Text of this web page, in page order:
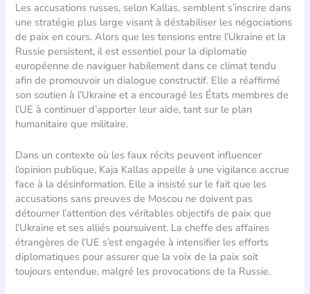
Les accusations russes, selon Kallas, semblent s’inscrire dans
une stratégie plus large visant à déstabiliser les négociations
de paix en cours. Alors que les tensions entre l’Ukraine et la
Russie persistent, il est essentiel pour la diplomatie
européenne de naviguer habilement dans ce climat tendu
afin de promouvoir un dialogue constructif. Elle a réaffirmé
son soutien à l’Ukraine et a encouragé les États membres de
l’UE à continuer d’apporter leur aide, tant sur le plan
humanitaire que militaire.
Dans un contexte où les faux récits peuvent influencer
l’opinion publique, Kaja Kallas appelle à une vigilance accrue
face à la désinformation. Elle a insisté sur le fait que les
accusations sans preuves de Moscou ne doivent pas
détourner l’attention des véritables objectifs de paix que
l’Ukraine et ses alliés poursuivent. La cheffe des affaires
étrangères de l’UE s’est engagée à intensifier les efforts
diplomatiques pour assurer que la voix de la paix soit
toujours entendue, malgré les provocations de la Russie.